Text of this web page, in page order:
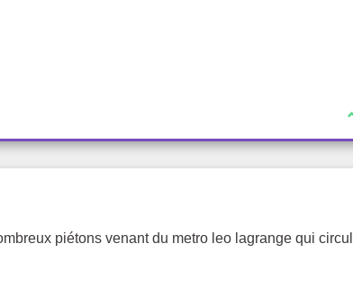
piétons venant du metro leo lagrange qui